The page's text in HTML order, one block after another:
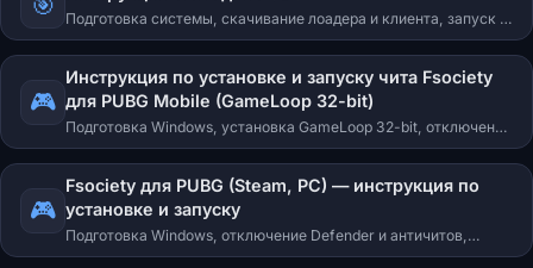
Подготовка системы, скачивание лоадера и клиента, запуск с
USB-флешки (физической или виртуальной) и решение ошибок
vanguard/faceit/vbox.
🎮
Инструкция по установке и запуску чита Fsociety
для PUBG Mobile (GameLoop 32-bit)
Подготовка Windows, установка GameLoop 32-bit, отключение
Defender и античитов, порядок запуска лоадера, частые
ошибки timestamp / bad_timestamp / session_invalid и их
решение.
🎮
Fsociety для PUBG (Steam, PC) — инструкция по
установке и запуску
Подготовка Windows, отключение Defender и античитов,
правильный порядок запуска лоадера, нажатие F5 в игре и